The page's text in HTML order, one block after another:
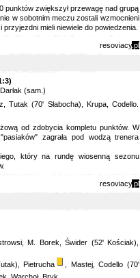
punktów zwiększył przewagę nad grupą
w sobotnim meczu zostali wzmocnieni
mieli niewiele do powiedzenia.
resoviacy.pl
(sam.)
(70' Słabocha), Krupa, Codello.
od zdobycia kompletu punktów. W
zagrała pod wodzą trenera
który na rundę wiosenną sezonu
resoviacy.pl
M. Borek, Świder (52' Kościak),
Pietrucha
, Mastej, Codello (70'